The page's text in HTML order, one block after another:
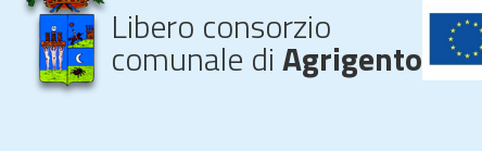
Libero consorzio
comunale diAgrigento